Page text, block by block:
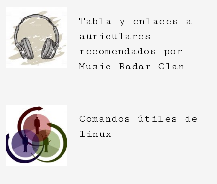
Tabla y enlaces a
auriculares
recomendados por
Music Radar Clan
Comandos útiles de
linux